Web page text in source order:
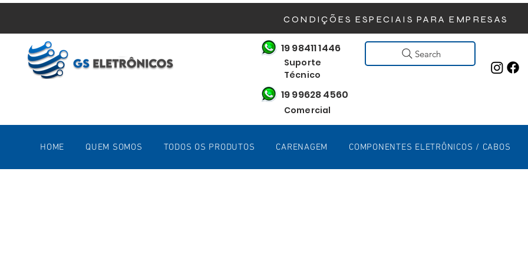
CONDIÇÕES ESPECIAIS PARA EMPRESAS
19 98411 1446
Suporte
Técnico
Search
19 99628 4560
Comercial
HOME QUEM SOMOS TODOS OS PRODUTOS CARENAGEM COMPONENTES ELETRÔNICOS / CABOS